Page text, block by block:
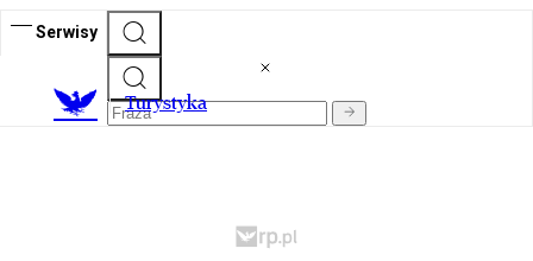
Serwisy
Turystyka